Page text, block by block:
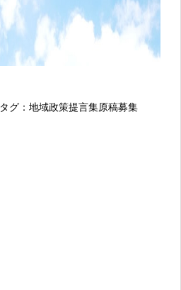
タグ：地域政策提言集原稿募集